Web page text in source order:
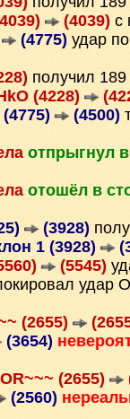
(4039) с
(4775) удар
получил 189
(4228)
(4500)
отпрыгнул
отошёл в
(3928)
1 (3928)
(5545)
удар
(2655)
(3654)
(2655)
(2560)